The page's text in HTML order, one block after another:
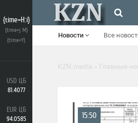
Новости Все
{time=H:i}
{time=j M}
{time=Y}
USD ЦБ
81.4077
EUR ЦБ
94.0585
KZN.media Главные
15:50